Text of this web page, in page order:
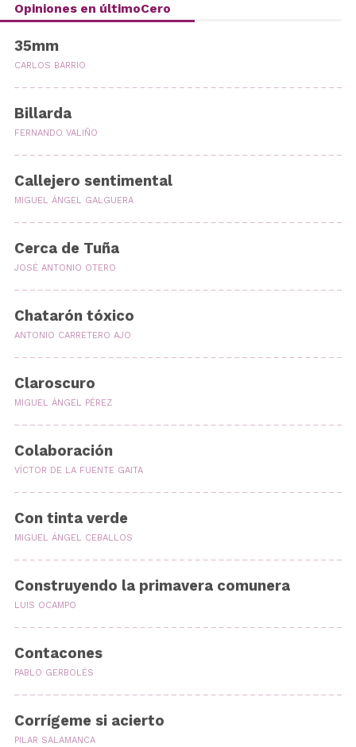
Opiniones en últimoCero
35mm
CARLOS BARRIO
Billarda
FERNANDO VALIÑO
Callejero sentimental
MIGUEL ÁNGEL GALGUERA
Cerca de Tuña
JOSÉ ANTONIO OTERO
Chatarón tóxico
ANTONIO CARRETERO AJO
Claroscuro
MIGUEL ÁNGEL PÉREZ
Colaboración
VÍCTOR DE LA FUENTE GAITA
Con tinta verde
MIGUEL ÁNGEL CEBALLOS
Construyendo la primavera comunera
LUIS OCAMPO
Contacones
PABLO GERBOLÉS
Corrígeme si acierto
PILAR SALAMANCA